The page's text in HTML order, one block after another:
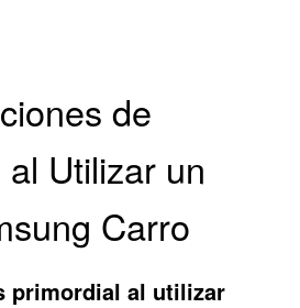
de
Utilizar un
Carro
primordial al utilizar